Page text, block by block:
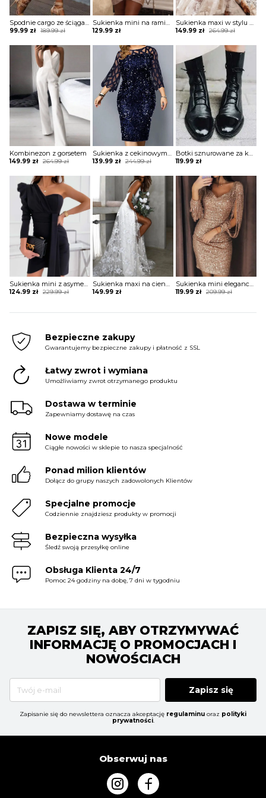
Spodnie cargo ze ściągaczami na dole
189.99zł
Original
was:
189.99 zł.
99.99 zł
Current
is:
99.99 zł.
Sukienka mini na ramiączkach błyszcząca
129.99 zł
Sukienka maxi w stylu boho z tiulową warstwą
264.99zł
Original
was:
264.99 zł.
149.99 zł
Current
is:
149.99 zł.
Kombinezon z gorsetem
264.99zł
Original
was:
264.99 zł.
149.99 zł
Current
is:
149.99 zł.
Sukienka z cekinowym przodem i paskami
244.99zł
Original
was:
139.99 zł
Current
Botki sznurowane za kostkę na płaskiej podeszwie
119.99 zł
Sukienka mini z asymetrycznym długim rękawem
229.99zł
Original
124.99 zł
Current
Sukienka maxi na cienkich ramiączkach koronkowa
149.99 zł
Sukienka mini elegancka z rozcięciami na rękawach
209.99zł
Original
119.99 zł
Current
Bezpieczne zakupy
Gwarantujemy bezpieczne zakupy i płatność z SSL
Łatwy zwrot i wymiana
Umożliwiamy zwrot otrzymanego produktu
Dostawa w terminie
Zapewniamy dostawę na czas
Nowe modele
Ciągłe nowości w sklepie to nasza specjalność
Ponad milion klientów
Dołącz do grupy naszych zadowolonych Klientów
Specjalne promocje
Codziennie znajdziesz produkty w promocji
Bezpieczna wysyłka
Śledź swoją przesyłkę online
Obsługa Klienta 24/7
Pomoc 24 godziny na dobę, 7 dni w tygodniu
ZAPISZ SIĘ, ABY OTRZYMYWAĆ
INFORMACJĘ O PROMOCJACH I
NOWOŚCIACH
Zapisz się
Zapisanie się do newslettera oznacza akceptację regulaminu oraz polityki
prywatności.
Obserwuj nas